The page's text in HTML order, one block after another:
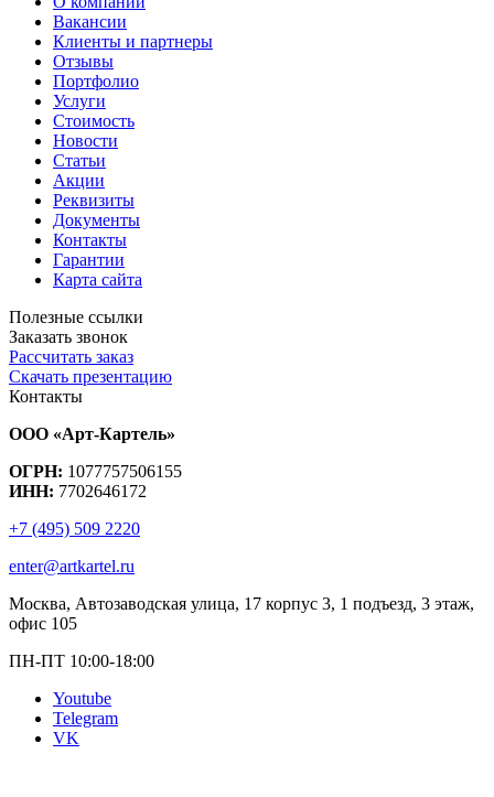
Вакансии
Клиенты и партнеры
Отзывы
Портфолио
Услуги
Стоимость
Новости
Статьи
Акции
Реквизиты
Документы
Контакты
Гарантии
Карта сайта
Полезные ссылки
Заказать звонок
Рассчитать заказ
Скачать презентацию
Контакты
ООО «Арт-Картель»
ОГРН: 1077757506155
ИНН: 7702646172
+7 (495) 509 2220
enter@artkartel.ru
Москва, Автозаводская улица, 17 корпус 3, 1 подъезд, 3 этаж,
офис 105
ПН-ПТ 10:00-18:00
Youtube
Telegram
VK